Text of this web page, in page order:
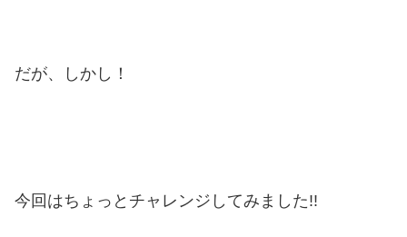
だが、しかし！
今回はちょっとチャレンジしてみました!!